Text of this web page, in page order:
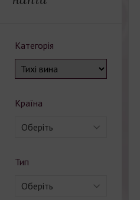
Категорія
Країна
Оберіть
Тип
Оберіть